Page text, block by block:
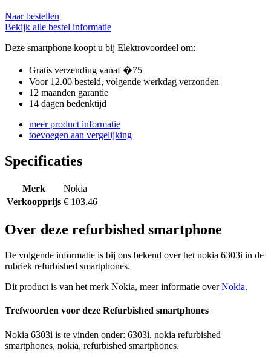
Naar bestellen
Bekijk alle bestel informatie
Deze smartphone koopt u bij Elektrovoordeel om:
Gratis verzending vanaf �75
Voor 12.00 besteld, volgende werkdag verzonden
12 maanden garantie
14 dagen bedenktijd
meer product informatie
toevoegen aan vergelijking
Specificaties
Merk
Nokia
Verkoopprijs € 103.46
Over deze refurbished smartphone
De volgende informatie is bij ons bekend over het nokia 6303i in de
rubriek refurbished smartphones.
Dit product is van het merk Nokia, meer informatie overNokia.
Trefwoorden voor deze Refurbished smartphones
Nokia 6303i is te vinden onder: 6303i, nokia refurbished
smartphones, nokia, refurbished smartphones.